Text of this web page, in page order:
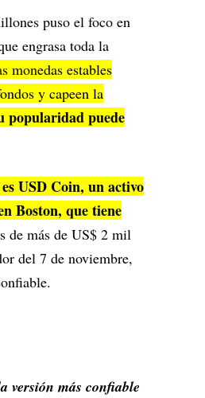
puso el foco en
engrasa toda la
monedas estables
y capeen la
popularidad puede
USD Coin, un activo
Boston, que tiene
de más de US$ 2 mil
del 7 de noviembre,
versión más confiable